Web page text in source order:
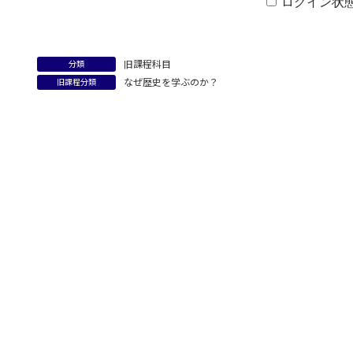
分類 旧課程科目
旧課程分類 なぜ歴史を学ぶのか？